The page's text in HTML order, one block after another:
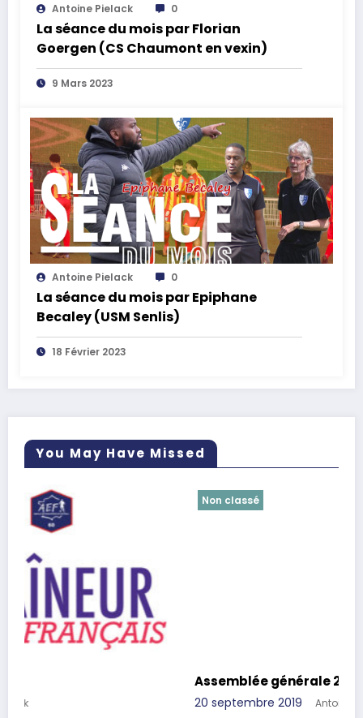
Antoine Pielack 0
La séance du mois par Florian
Goergen (CS Chaumont en vexin)
9 Mars 2023
Antoine Pielack 0
La séance du mois par Epiphane
Becaley (USM Senlis)
18 Février 2023
You May Have Missed
Non classé
Assemblée générale 2019
Antoine Pielack